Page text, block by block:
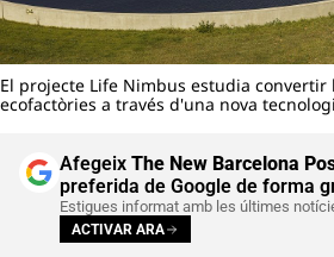
El projecte Life Nimbus estudia convertir
ecofactòries a través d'una nova
Afegeix The New Barcelona
preferida de Google de forma
Estigues informat amb les últimes
ACTIVAR ARA